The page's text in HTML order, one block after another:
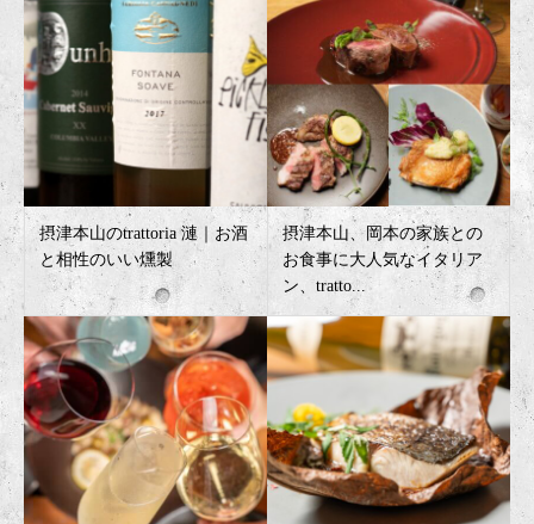
摂津本山のtrattoria 漣｜お酒
と相性のいい燻製
摂津本山、岡本の家族との
お食事に大人気なイタリア
ン、tratto...